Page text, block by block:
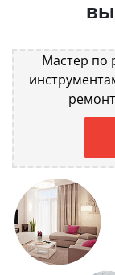
Мастер по